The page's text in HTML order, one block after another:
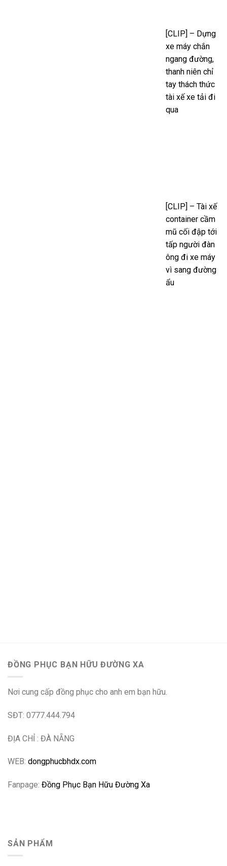
[CLIP] – Dựng
xe máy chắn
ngang đường,
thanh niên chỉ
tay thách thức
tài xế xe tải đi
qua
[CLIP] – Tài xế
container cầm
mũ cối đập tới
tấp người đàn
ông đi xe máy
vì sang đường
ẩu
ĐỒNG PHỤC BẠN HỮU ĐƯỜNG XA
Nơi cung cấp đồng phục cho anh em bạn hữu.
SĐT: 0777.444.794
ĐỊA CHỈ : ĐÀ NẴNG
WEB: dongphucbhdx.com
Fanpage: Đồng Phục Bạn Hữu Đường Xa
SẢN PHẨM